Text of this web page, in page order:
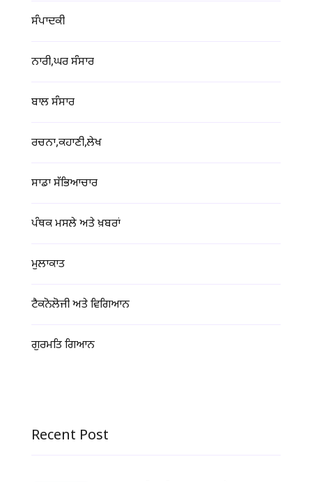
ਸੰਪਾਦਕੀ
ਨਾਰੀ,ਘਰ ਸੰਸਾਰ
ਬਾਲ ਸੰਸਾਰ
ਰਚਨਾ,ਕਹਾਣੀ,ਲੇਖ
ਸਾਡਾ ਸੱਭਿਆਚਾਰ
ਪੰਥਕ ਮਸਲੇ ਅਤੇ ਖ਼ਬਰਾਂ
ਮੁਲਾਕਾਤ
ਟੈਕਨੋਲੋਜੀ ਅਤੇ ਵਿਗਿਆਨ
ਗੁਰਮਤਿ ਗਿਆਨ
Recent Post